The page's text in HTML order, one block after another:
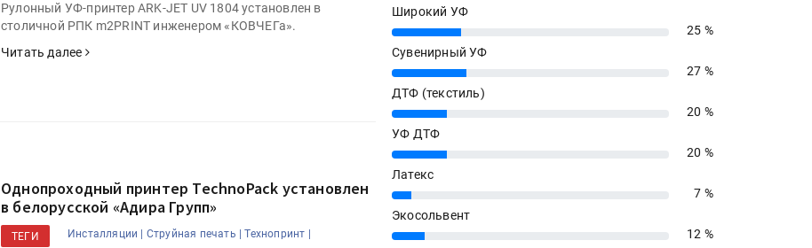
Рулонный УФ-принтер ARK-JET UV 1804 установлен в
столичной РПК m2PRINT инженером «КОВЧЕГа».
Читать далее
Однопроходный принтер TechnoPack установлен
в белорусской «Адира Групп»
ТЕГИ Инсталляции | Струйная печать | Технопринт |
Широкий УФ
25%
25 %
Сувенирный УФ
27%
27 %
ДТФ (текстиль)
20%
20 %
УФ ДТФ
20%
20 %
Латекс
7%
7 %
Экосольвент
12%
12 %